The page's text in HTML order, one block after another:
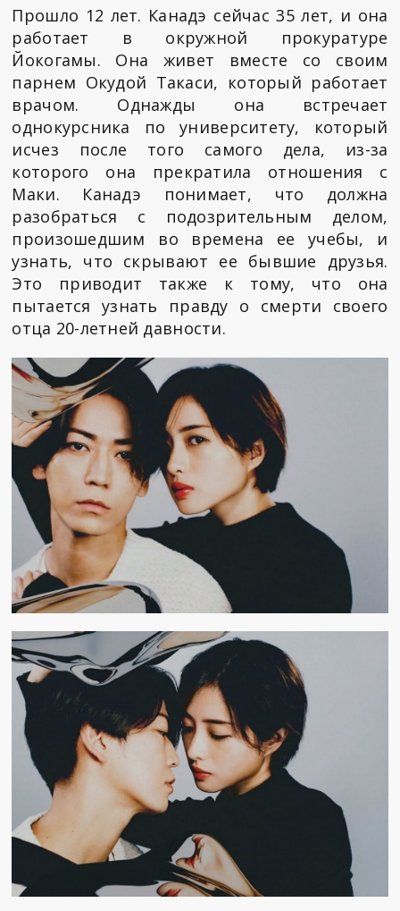
Прошло 12 лет. Канадэ сейчас 35 лет, и она
работает в окружной прокуратуре
Йокогамы. Она живет вместе со своим
парнем Окудой Такаси, который работает
врачом. Однажды она встречает
однокурсника по университету, который
исчез после того самого дела, из-за
которого она прекратила отношения с
Маки. Канадэ понимает, что должна
разобраться с подозрительным делом,
произошедшим во времена ее учебы, и
узнать, что скрывают ее бывшие друзья.
Это приводит также к тому, что она
пытается узнать правду о смерти своего
отца 20-летней давности.